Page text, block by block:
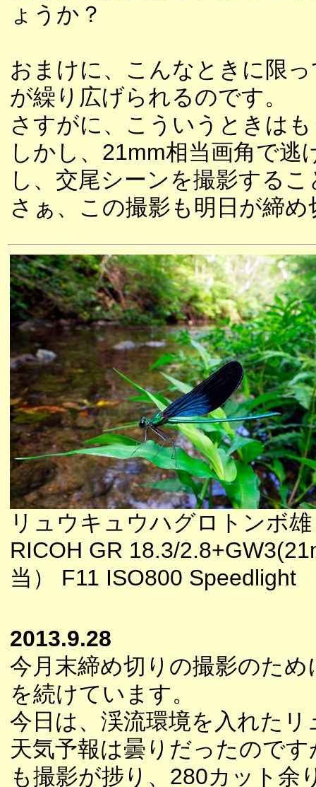
ょうか？
おまけに、こんなときに限
が繰り広げられるのです。
さすがに、こういうときは
しかし、21mm相当画角で
し、交尾シーンを撮影する
さぁ、この撮影も明日が締
リュウキュウハグロトンボ雄
RICOH GR 18.3/
当） F11 ISO800 Speedlight
2013.9.28
今月末締め切りの撮影のた
を続けています。
今日は、渓流環境を入れた
天気予報は曇りだったので
も撮影が捗り、280カット余